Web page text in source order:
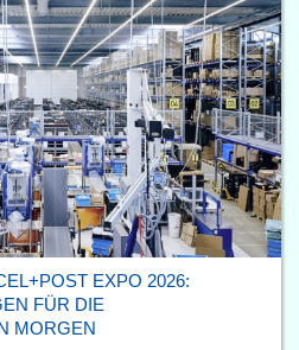
EXPO 2026:
FÜR DIE
MORGEN